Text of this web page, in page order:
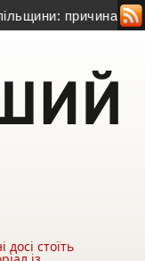
смерті –
стоїть